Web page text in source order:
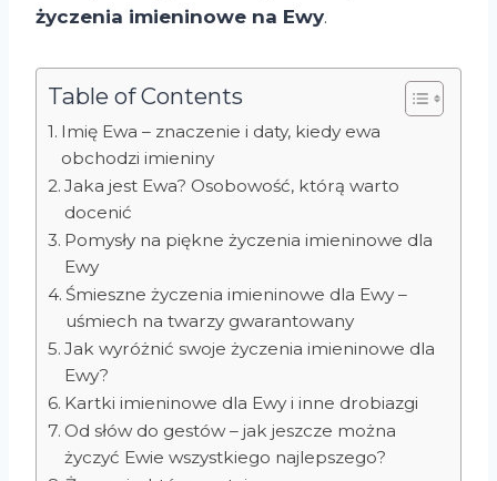
życzenia imieninowe na Ewy.
Table of Contents
Imię Ewa – znaczenie i daty, kiedy ewa
obchodzi imieniny
Jaka jest Ewa? Osobowość, którą warto
docenić
Pomysły na piękne życzenia imieninowe dla
Ewy
Śmieszne życzenia imieninowe dla Ewy –
uśmiech na twarzy gwarantowany
Jak wyróżnić swoje życzenia imieninowe dla
Ewy?
Kartki imieninowe dla Ewy i inne drobiazgi
Od słów do gestów – jak jeszcze można
życzyć Ewie wszystkiego najlepszego?